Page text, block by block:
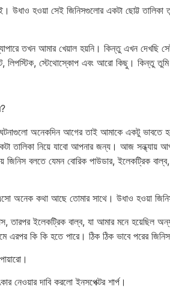
হওয়া সেই জিনিসগুলোর একটা ছোট্ট তালিকা
তখন আমার খেয়াল হয়নি। কিন্তু এখন
লিপস্টিক, স্টেথোস্কোপ এবং আরো কিছু। কিন্তু
ঘটনাগুলো অনেকদিন আগের তাই আমাকে একটু
তালিকা নিয়ে যাবো আপনার জন্য। আজ সন্ধ্যায়
বলতে যেমন বোরিক পাউডার, ইলেকট্রিক
অনেক কথা আছে তোমার সাথে। উধাও হওয়া
ইলেকট্রিক বাল্ব, যা আমার মনে হয়েছিল
কি কি হতে পারে। ঠিক ঠিক ভাবে পরের
নেওয়ার দাবি করলো ইনসপেক্টর শার্প।